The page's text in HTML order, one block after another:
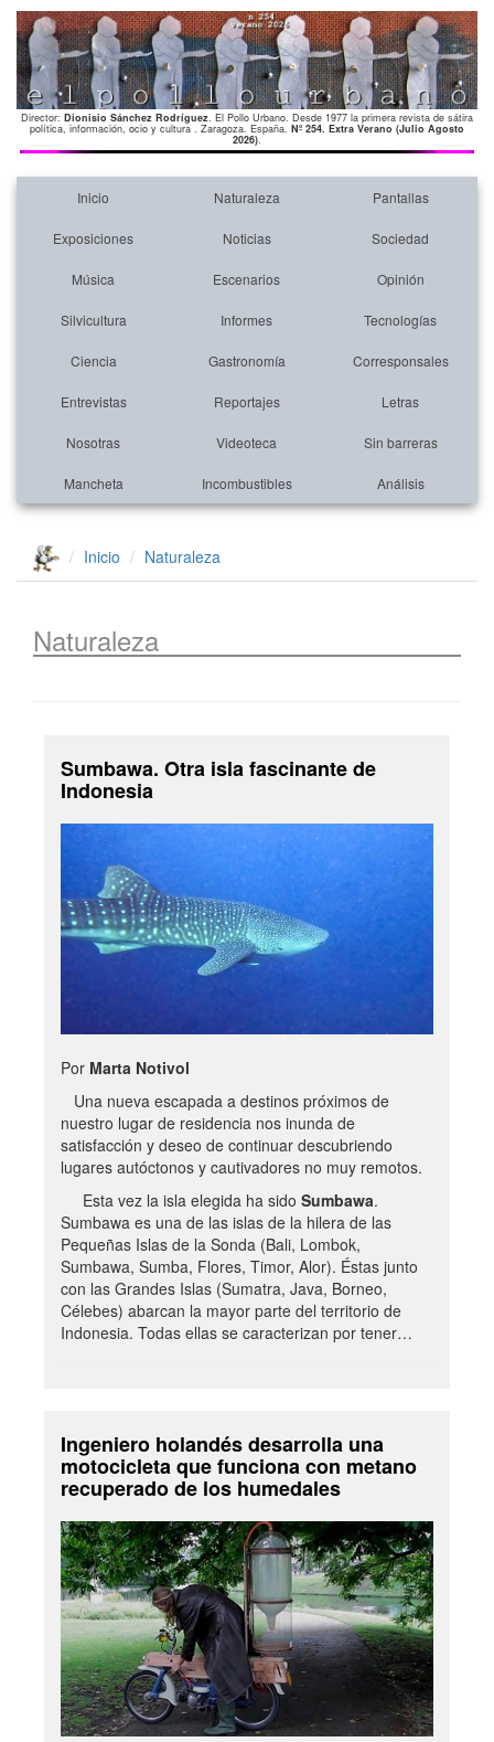
Director: Dionisio Sánchez Rodríguez. El Pollo Urbano. Desde 1977 la primera revista de sátira
política, información, ocio y cultura . Zaragoza. España. Nº 254. Extra Verano (Julio Agosto
2026).
Inicio Naturaleza Pantallas
Exposiciones Noticias Sociedad
Música Escenarios Opinión
Silvicultura Informes Tecnologías
Ciencia Gastronomía Corresponsales
Entrevistas Reportajes Letras
Nosotras Videoteca Sin barreras
Mancheta Incombustibles Análisis
Inicio Naturaleza
Naturaleza
Sumbawa. Otra isla fascinante de
Indonesia
Por Marta Notivol
Una nueva escapada a destinos próximos de
nuestro lugar de residencia nos inunda de
satisfacción y deseo de continuar descubriendo
lugares autóctonos y cautivadores no muy remotos.
Esta vez la isla elegida ha sido Sumbawa.
Sumbawa es una de las islas de la hilera de las
Pequeñas Islas de la Sonda (Bali, Lombok,
Sumbawa, Sumba, Flores, Timor, Alor). Éstas junto
con las Grandes Islas (Sumatra, Java, Borneo,
Célebes) abarcan la mayor parte del territorio de
Indonesia. Todas ellas se caracterizan por tener…
Ingeniero holandés desarrolla una
motocicleta que funciona con metano
recuperado de los humedales